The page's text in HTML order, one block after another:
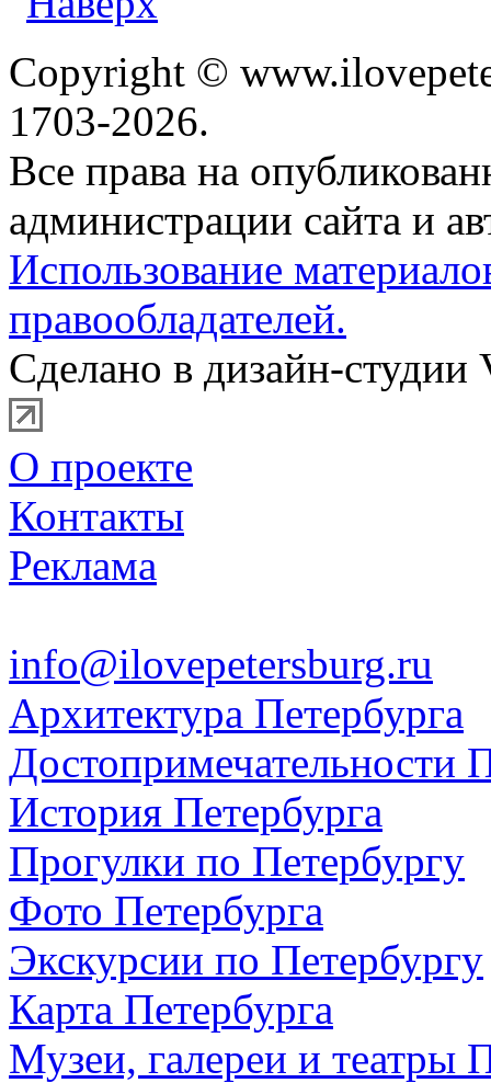
Copyright ©
1703-2026.
Все права на
администрации сайта и
Использование
правообладателей.
Сделано в дизайн-студии
О проекте
Контакты
Реклама
info@ilovepetersburg.ru
Архитектура Петербурга
Достопримечательности
История Петербурга
Прогулки по Петербургу
Фото Петербурга
Экскурсии по Петербургу
Карта Петербурга
Музеи, галереи и театры